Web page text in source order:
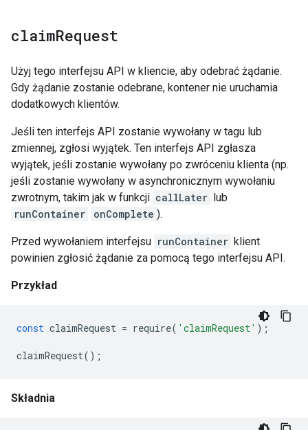
claimRequest
Użyj tego interfejsu API w kliencie, aby odebrać żądanie.
Gdy żądanie zostanie odebrane, kontener nie uruchamia
dodatkowych klientów.
Jeśli ten interfejs API zostanie wywołany w tagu lub
zmiennej, zgłosi wyjątek. Ten interfejs API zgłasza
wyjątek, jeśli zostanie wywołany po zwróceniu klienta (np.
jeśli zostanie wywołany w asynchronicznym wywołaniu
zwrotnym, takim jak w funkcji callLater lub
runContainer
onComplete ).
Przed wywołaniem interfejsu runContainer klient
powinien zgłosić żądanie za pomocą tego interfejsu API.
Przykład
const claimRequest = require( 'claimRequest' );
claimRequest();
Składnia